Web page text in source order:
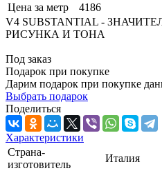
Цена за метр
4186
V4 SUBSTANTIAL -
РИСУНКА И ТОНА
Под заказ
Подарок при покупке
Дарим подарок при покупке
Выбрать подарок
Поделиться
Характеристики
Страна-
изготовитель
Италия